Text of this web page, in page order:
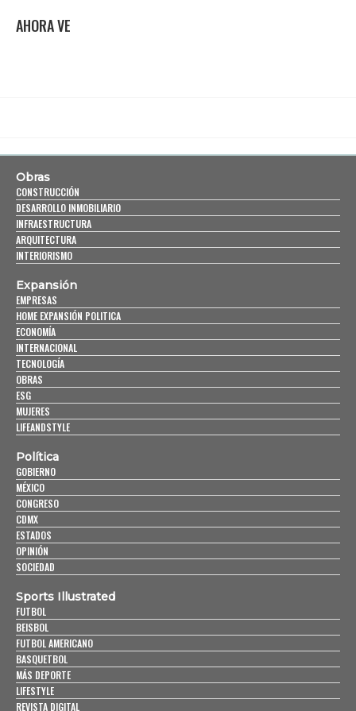
AHORA VE
Obras
CONSTRUCCIÓN
DESARROLLO INMOBILIARIO
INFRAESTRUCTURA
ARQUITECTURA
INTERIORISMO
Expansión
EMPRESAS
HOME EXPANSIÓN POLITICA
ECONOMÍA
INTERNACIONAL
TECNOLOGÍA
OBRAS
ESG
MUJERES
LIFEANDSTYLE
Política
GOBIERNO
MÉXICO
CONGRESO
CDMX
ESTADOS
OPINIÓN
SOCIEDAD
Sports Illustrated
FUTBOL
BEISBOL
FUTBOL AMERICANO
BASQUETBOL
MÁS DEPORTE
LIFESTYLE
REVISTA DIGITAL